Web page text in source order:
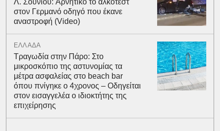
Λ. Σουνίου: Αρνητικό το αλκοτέστ
στον Γερμανό οδηγό που έκανε
αναστροφή (Video)
ΕΛΛΑΔΑ
Τραγωδία στην Πάρο: Στο
μικροσκόπιο της αστυνομίας τα
μέτρα ασφαλείας στο beach bar
όπου πνίγηκε ο 4χρονος – Οδηγείται
στον εισαγγελέα ο ιδιοκτήτης της
επιχείρησης